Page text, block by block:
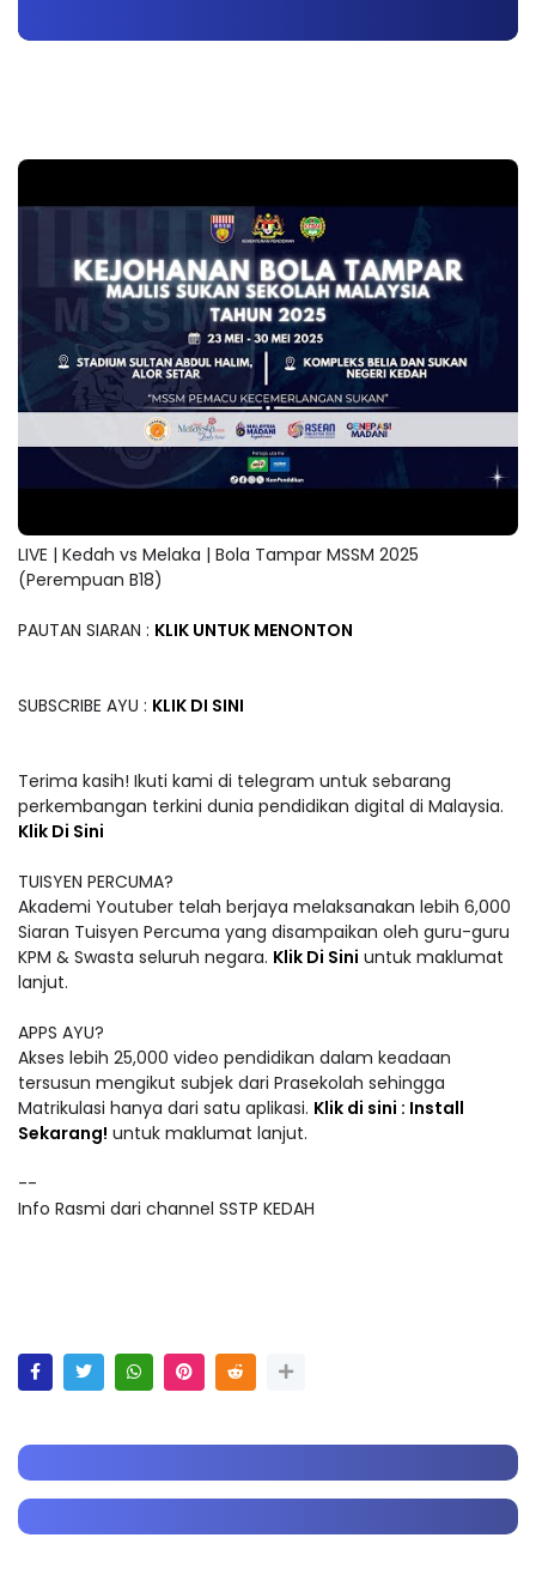
LIVE | Kedah vs Melaka | Bola Tampar MSSM 2025
(Perempuan B18)
PAUTAN SIARAN : KLIK UNTUK MENONTON
SUBSCRIBE AYU : KLIK DI SINI
Terima kasih! Ikuti kami di telegram untuk sebarang
perkembangan terkini dunia pendidikan digital di Malaysia.
Klik Di Sini
TUISYEN PERCUMA?
Akademi Youtuber telah berjaya melaksanakan lebih 6,000
Siaran Tuisyen Percuma yang disampaikan oleh guru-guru
KPM & Swasta seluruh negara. Klik Di Sini untuk maklumat
lanjut.
APPS AYU?
Akses lebih 25,000 video pendidikan dalam keadaan
tersusun mengikut subjek dari Prasekolah sehingga
Matrikulasi hanya dari satu aplikasi. Klik di sini : Install
Sekarang! untuk maklumat lanjut.
--
Info Rasmi dari channel SSTP KEDAH